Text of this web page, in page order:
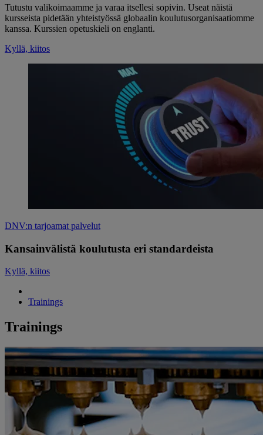
Tutustu valikoimaamme ja varaa itsellesi sopivin. Useat näistä
kursseista pidetään yhteistyössä globaalin koulutusorganisaatiomme
kanssa. Kurssien opetuskieli on englanti.
Kyllä, kiitos
DNV:n tarjoamat palvelut
Kansainvälistä koulutusta eri standardeista
Kyllä, kiitos
Trainings
Trainings